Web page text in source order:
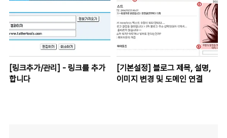
[링크추가/관리] - 링크를 추가
합니다
[기본설정] 블로그 제목, 설명,
이미지 변경 및 도메인 연결